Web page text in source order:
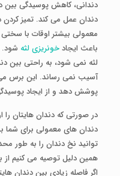
دندانی، کاهش پوسیدگی بین
دندان عمل می کند. تمیز کردن
معمولی بیشتر اوقات با
باعث ایجادخونریزی لثه شود.
لثه نمی شود، به راحتی بین
آسیب نمی رساند. این برس
پوشش دهد و از ایجاد
در صورتی که دندان هایتان را
دندان های معمولی برای
توانید نخ دندان را به طور
همین دلیل توصیه می کنیم از
اگر فاصله زیادی بین دندان